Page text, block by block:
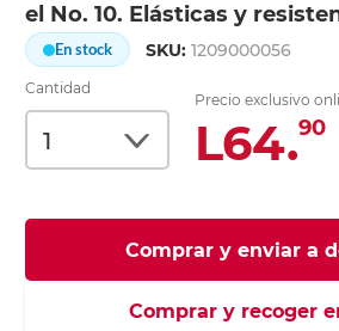
el No. 10. Elásticas y
En stock SKU:1209000056
Cantidad
Precio exclusivo
L64.90
Comprar y enviar a
Comprar y recoger